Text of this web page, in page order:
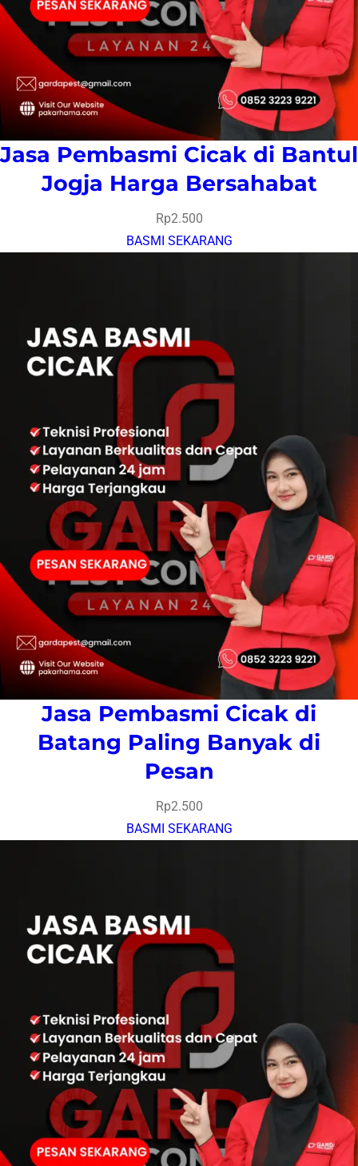
Jasa Pembasmi Cicak di Bantul
Jogja Harga Bersahabat
Rp2.500
BASMI SEKARANG
Jasa Pembasmi Cicak di
Batang Paling Banyak di
Pesan
Rp2.500
BASMI SEKARANG